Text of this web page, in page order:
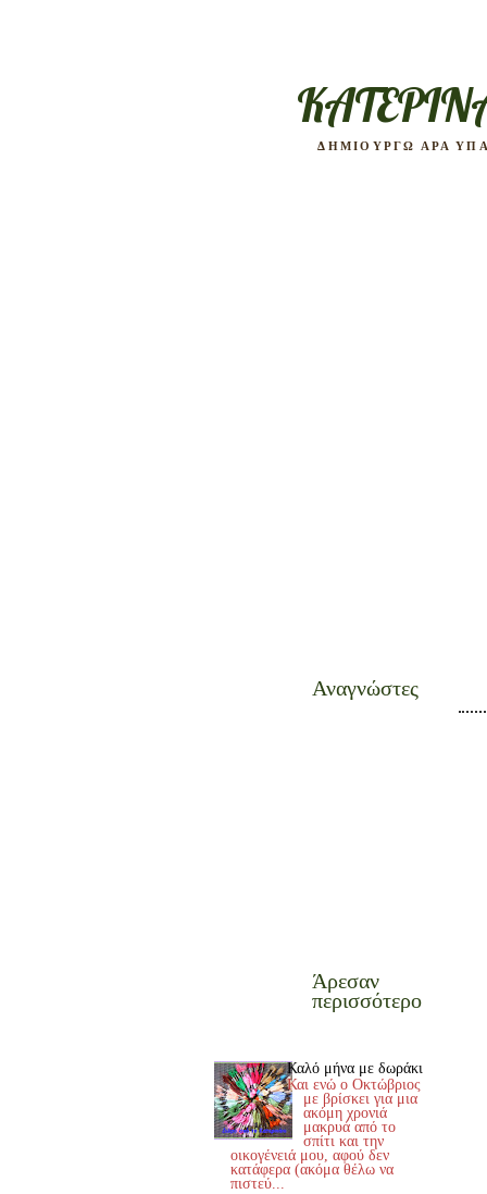
ΔΗΜΙΟΥΡΓΩ ΑΡΑ
Αναγνώστες
Άρεσαν
περισσότερο
Καλό μήνα με δωράκι
Και ενώ ο Οκτώβριος
με βρίσκει για μια
ακόμη χρονιά
μακρυά από το
σπίτι και την
οικογένειά μου, αφού δεν
κατάφερα (ακόμα θέλω να
πιστεύ...